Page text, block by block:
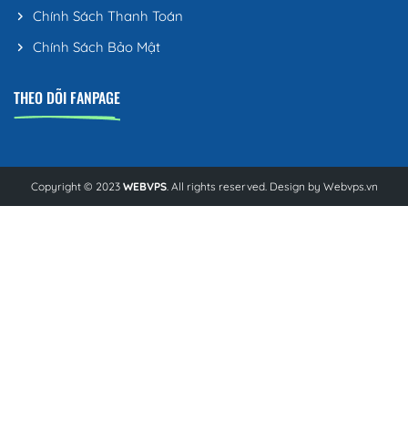
Chính Sách Thanh Toán
Chính Sách Bảo Mật
THEO DÕI FANPAGE
Copyright © 2023 WEBVPS. All rights reserved. Design by Webvps.vn